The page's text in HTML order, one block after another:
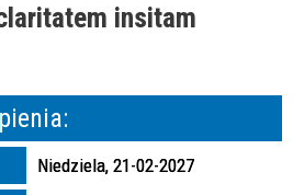
Trwające w
insitam
Niedziela, 21-02-2027